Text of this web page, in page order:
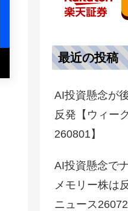
最近の投稿
AI投資懸念が
反発【ウィー
260801】
AI投資懸念で
メモリー株は
ニュース